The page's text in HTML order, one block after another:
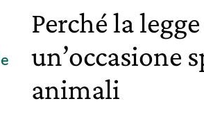
Perché la
un’occasione
animali